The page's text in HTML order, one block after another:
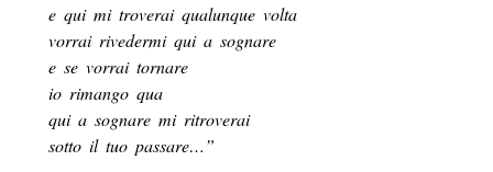
e qui mi troverai qualunque volta
vorrai rivedermi qui a sognare
e se vorrai tornare
io rimango qua
qui a sognare mi ritroverai
sotto il tuo passare…”